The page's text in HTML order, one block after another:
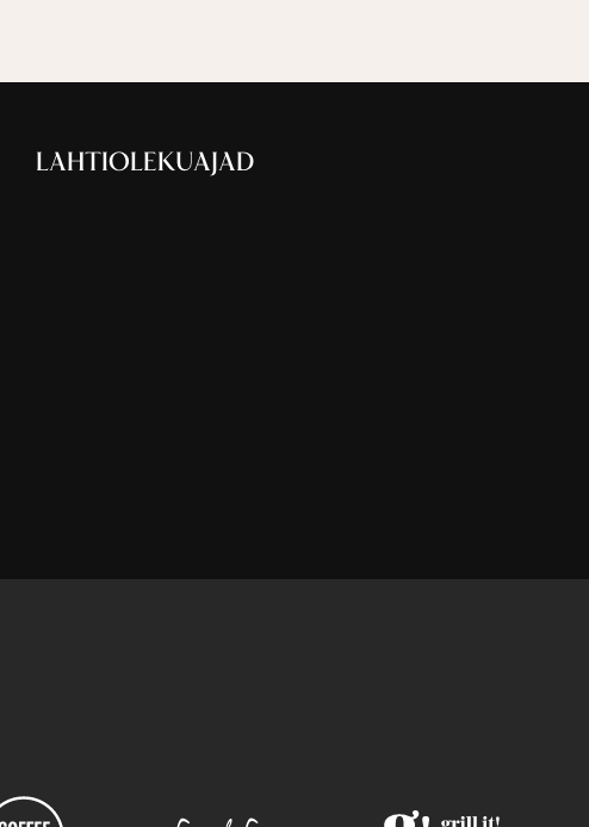
LAHTIOLEKUAJAD